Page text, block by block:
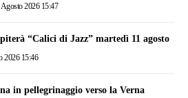
Agosto 2026 15:47
“Calici di Jazz” martedì 11 agosto
2026 15:46
in pellegrinaggio verso la Verna